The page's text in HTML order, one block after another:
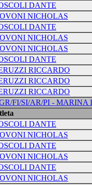
DANTE
NICHOLAS
DANTE
NICHOLAS
NICHOLAS
DANTE
RICCARDO
RICCARDO
RICCARDO
FI/SI/AR/PI -
DANTE
NICHOLAS
DANTE
NICHOLAS
DANTE
NICHOLAS